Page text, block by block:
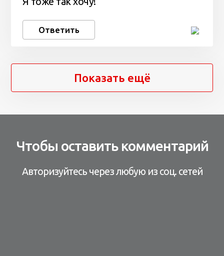
Ответить
Показать ещё
Чтобы оставить комментарий
Авторизуйтесь через любую из соц. сетей